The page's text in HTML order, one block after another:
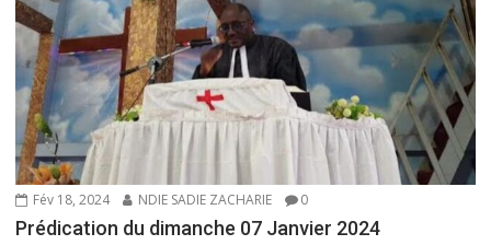
Fév 18, 2024 NDIE SADIE ZACHARIE 0
Prédication du dimanche 07 Janvier 2024